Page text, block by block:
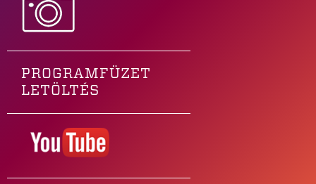
PROGRAMFÜZET
LETÖLTÉS